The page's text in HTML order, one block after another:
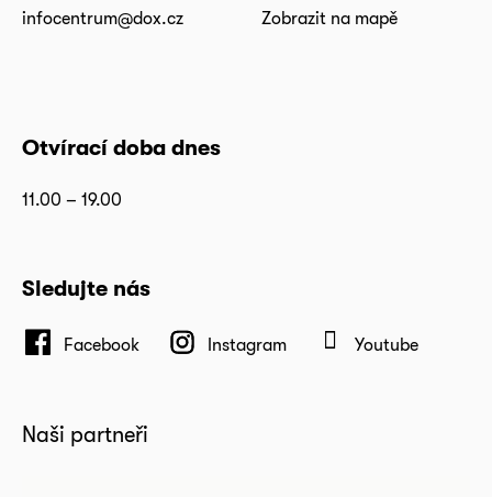
infocentrum@dox.cz
Zobrazit na mapě
Otvírací doba dnes
11.00 – 19.00
Sledujte nás
Facebook Instagram Youtube
Naši partneři